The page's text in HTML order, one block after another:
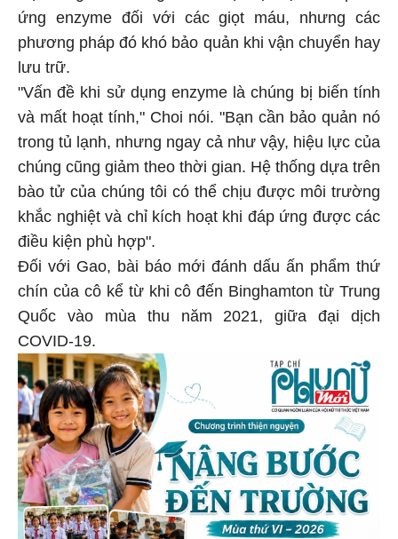
ứng enzyme đối với các giọt máu, nhưng các
phương pháp đó khó bảo quản khi vận chuyển hay
lưu trữ.
"Vấn đề khi sử dụng enzyme là chúng bị biến tính
và mất hoạt tính," Choi nói. "Bạn cần bảo quản nó
trong tủ lạnh, nhưng ngay cả như vậy, hiệu lực của
chúng cũng giảm theo thời gian. Hệ thống dựa trên
bào tử của chúng tôi có thể chịu được môi trường
khắc nghiệt và chỉ kích hoạt khi đáp ứng được các
điều kiện phù hợp".
Đối với Gao, bài báo mới đánh dấu ấn phẩm thứ
chín của cô kể từ khi cô đến Binghamton từ Trung
Quốc vào mùa thu năm 2021, giữa đại dịch
COVID-19.